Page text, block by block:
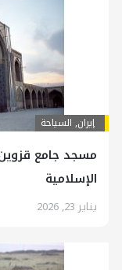
إيران, السياحة
مسجد جامع
الإسلامية
يناير 23, 2026